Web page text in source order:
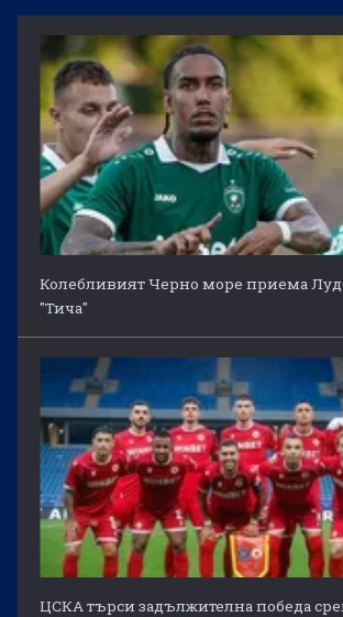
Колебливият Черно море приема
"Тича"
ЦСКА търси задължителна победа